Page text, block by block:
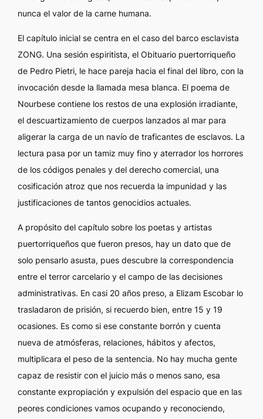
nunca el valor de la carne humana.
El capítulo inicial se centra en el caso del barco esclavista
ZONG. Una sesión espiritista, elObituario puertorriqueño
de Pedro Pietri, le hace pareja hacia el final del libro, con la
invocación desde la llamada mesa blanca. El poema de
Nourbese contiene los restos de una explosión irradiante,
el descuartizamiento de cuerpos lanzados al mar para
aligerar la carga de un navío de traficantes de esclavos. La
lectura pasa por un tamiz muy fino y aterrador los horrores
de los códigos penales y del derecho comercial, una
cosificación atroz que nos recuerda la impunidad y las
justificaciones de tantos genocidios actuales.
A propósito del capítulo sobre los poetas y artistas
puertorriqueños que fueron presos, hay un dato que de
solo pensarlo asusta, pues descubre la correspondencia
entre el terror carcelario y el campo de las decisiones
administrativas. En casi 20 años preso, a Elizam Escobar lo
trasladaron de prisión, si recuerdo bien, entre 15 y 19
ocasiones. Es como si ese constante borrón y cuenta
nueva de atmósferas, relaciones, hábitos y afectos,
multiplicara el peso de la sentencia. No hay mucha gente
capaz de resistir con el juicio más o menos sano, esa
constante expropiación y expulsión del espacio que en las
peores condiciones vamos ocupando y reconociendo,